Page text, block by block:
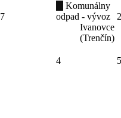
Komunálny
odpad - vývoz
Ivanovce
(Trenčín)
4
5